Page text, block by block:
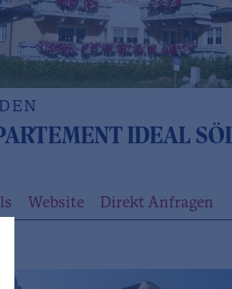
IDEAL
Website Direkt Anfragen